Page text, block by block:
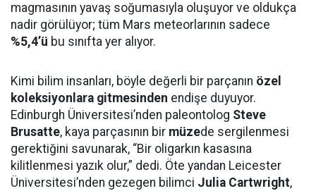
magmasının yavaş soğumasıyla oluşuyor ve oldukça
nadir görülüyor; tüm Mars meteorlarının sadece
%5,4’ü bu sınıfta yer alıyor.
Kimi bilim insanları, böyle değerli bir parçanın özel
koleksiyonlara gitmesinden endişe duyuyor.
Edinburgh Üniversitesi’nden paleontolog Steve
Brusatte, kaya parçasının bir müzede sergilenmesi
gerektiğini savunarak, “Bir oligarkın kasasına
kilitlenmesi yazık olur,” dedi. Öte yandan Leicester
Üniversitesi’nden gezegen bilimci Julia Cartwright,